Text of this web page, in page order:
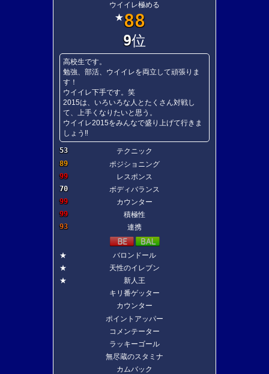
ウイイレ極める
★88
9位
高校生です。
勉強、部活、ウイイレを両立して頑張りま
す！
ウイイレ下手です。笑
2015は、いろいろな人とたくさん対戦し
て、上手くなりたいと思う。
ウイイレ2015をみんなで盛り上げて行きま
しょう‼︎
53
テクニック
89
ポジショニング
99
レスポンス
70
ボディバランス
99
カウンター
99
積極性
93
連携
★
バロンドール
★
天性のイレブン
★
新人王
キリ番ゲッター
カウンター
ポイントアッパー
コメンテーター
ラッキーゴール
無尽蔵のスタミナ
カムバック